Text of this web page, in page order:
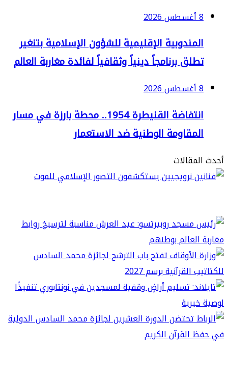
الإقليمية للشؤون الإسلامية بتنغير
برنامجاً دينياً وثقافياً لفائدة مغاربة العالم
انتفاضة القنيطرة 1954.. محطة بارزة في مسار
الوطنية ضد الاستعمار